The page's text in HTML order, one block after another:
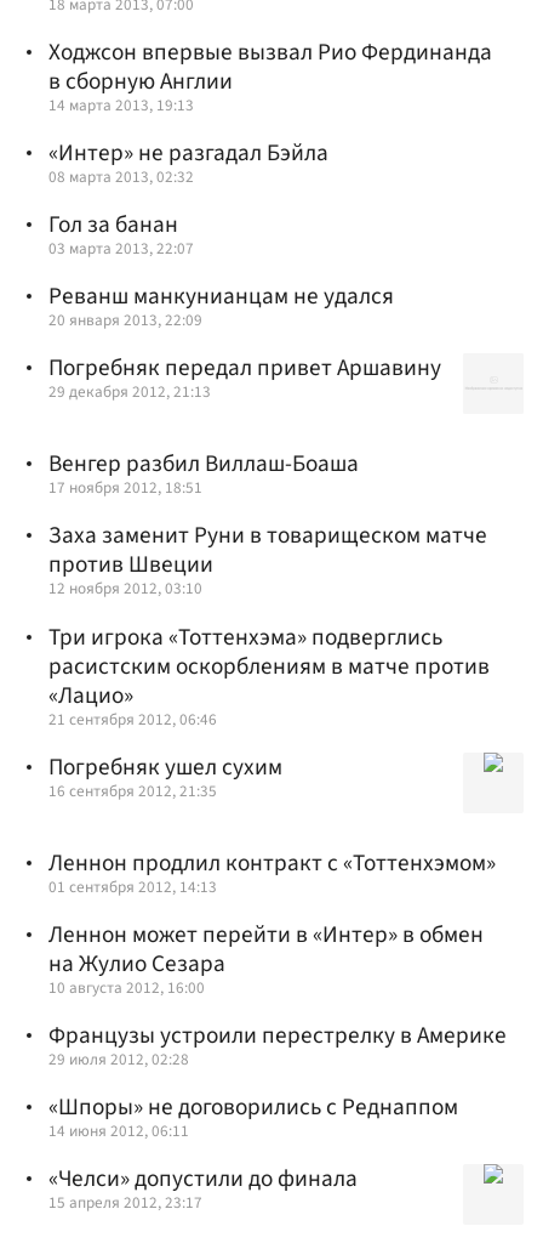
Ходжсон впервые вызвал Рио Фердинанда
в сборную Англии
14 марта 2013, 19:13
«Интер» не разгадал Бэйла
08 марта 2013, 02:32
Гол за банан
03 марта 2013, 22:07
Реванш манкунианцам не удался
20 января 2013, 22:09
Погребняк передал привет Аршавину
29 декабря 2012, 21:13
Венгер разбил Виллаш-Боаша
17 ноября 2012, 18:51
Заха заменит Руни в товарищеском матче
против Швеции
12 ноября 2012, 03:10
Три игрока «Тоттенхэма» подверглись
расистским оскорблениям в матче против
«Лацио»
21 сентября 2012, 06:46
Погребняк ушел сухим
16 сентября 2012, 21:35
Леннон продлил контракт с «Тоттенхэмом»
01 сентября 2012, 14:13
Леннон может перейти в «Интер» в обмен
на Жулио Сезара
10 августа 2012, 16:00
Французы устроили перестрелку в Америке
29 июля 2012, 02:28
«Шпоры» не договорились с Реднаппом
14 июня 2012, 06:11
«Челси» допустили до финала
15 апреля 2012, 23:17